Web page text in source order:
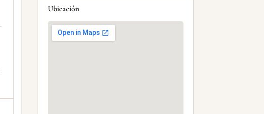
Ubicación